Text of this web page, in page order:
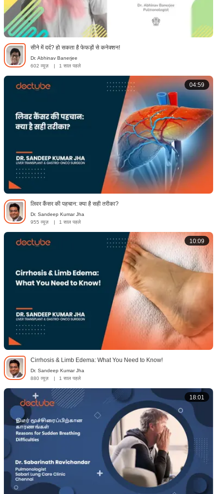
सीने में दर्द? हो सकता है फेफड़ों से कनेक्शन!
Dr. Abhinav Banerjee
602 व्यूज़
| 1 साल पहले
04:59
लिवर कैंसर की पहचान: क्या है सही तरीका?
Dr. Sandeep Kumar Jha
955 व्यूज़
| 1 साल पहले
10:09
Cirrhosis & Limb Edema: What You Need to Know!
Dr. Sandeep Kumar Jha
880 व्यूज़
| 1 साल पहले
18:01